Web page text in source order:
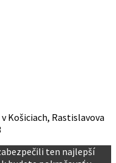
Košiciach, Rastislavova
ten najlepší